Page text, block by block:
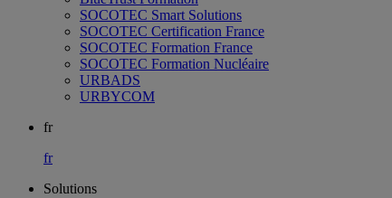
SOCOTEC Smart Solutions
SOCOTEC Certification France
SOCOTEC Formation France
SOCOTEC Formation Nucléaire
URBADS
URBYCOM
fr
fr
Solutions